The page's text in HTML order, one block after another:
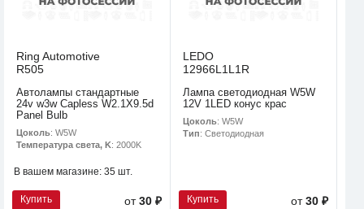
Ring Automotive
R505
Автолампы стандартные
24v w3w Capless W2.1X9.5d
Panel Bulb
Цоколь: W5W
Температура света, K: 2000K
В вашем магазине: 35 шт.
Купить от30 ₽
LEDO
12966L1L1R
Лампа светодиодная W5W
12V 1LED конус крас
Цоколь: W5W
Тип: Светодиодная
Купить от30 ₽